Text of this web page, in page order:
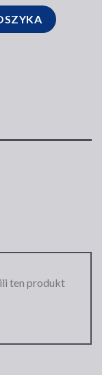
ten produkt